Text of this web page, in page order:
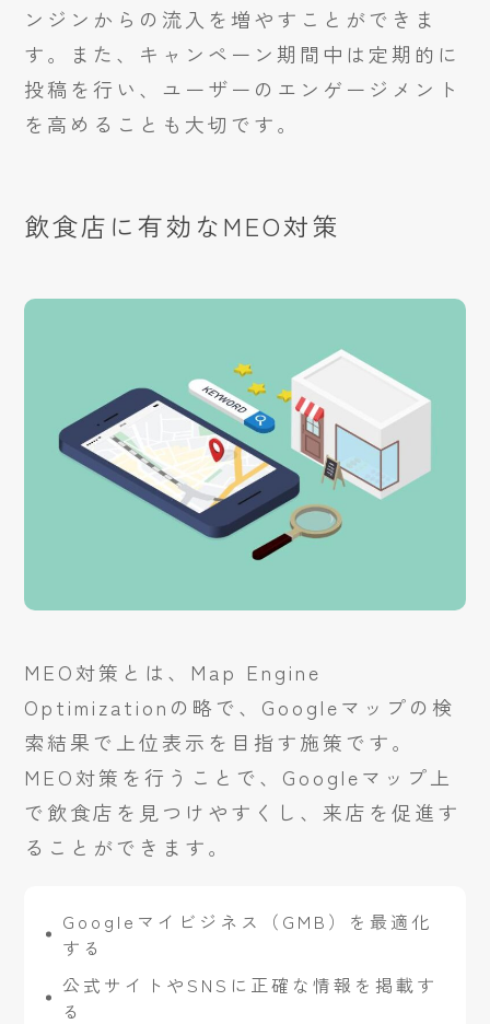
ンジンからの流入を増やすことができま
す。また、キャンペーン期間中は定期的に
投稿を行い、ユーザーのエンゲージメント
を高めることも大切です。
飲食店に有効なMEO対策
MEO対策とは、Map Engine
Optimizationの略で、Googleマップの検
索結果で上位表示を目指す施策です。
MEO対策を行うことで、Googleマップ上
で飲食店を見つけやすくし、来店を促進す
ることができます。
Googleマイビジネス（GMB）を最適化
する
公式サイトやSNSに正確な情報を掲載す
る